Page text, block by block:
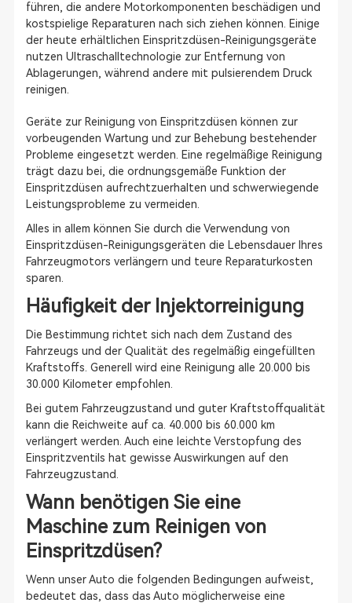
führen, die andere Motorkomponenten beschädigen und
kostspielige Reparaturen nach sich ziehen können. Einige
der heute erhältlichen Einspritzdüsen-Reinigungsgeräte
nutzen Ultraschalltechnologie zur Entfernung von
Ablagerungen, während andere mit pulsierendem Druck
reinigen.
Geräte zur Reinigung von Einspritzdüsen können zur
vorbeugenden Wartung und zur Behebung bestehender
Probleme eingesetzt werden. Eine regelmäßige Reinigung
trägt dazu bei, die ordnungsgemäße Funktion der
Einspritzdüsen aufrechtzuerhalten und schwerwiegende
Leistungsprobleme zu vermeiden.
Alles in allem können Sie durch die Verwendung von
Einspritzdüsen-Reinigungsgeräten die Lebensdauer Ihres
Fahrzeugmotors verlängern und teure Reparaturkosten
sparen.
Häufigkeit der Injektorreinigung
Die Bestimmung richtet sich nach dem Zustand des
Fahrzeugs und der Qualität des regelmäßig eingefüllten
Kraftstoffs. Generell wird eine Reinigung alle 20.000 bis
30.000 Kilometer empfohlen.
Bei gutem Fahrzeugzustand und guter Kraftstoffqualität
kann die Reichweite auf ca. 40.000 bis 60.000 km
verlängert werden. Auch eine leichte Verstopfung des
Einspritzventils hat gewisse Auswirkungen auf den
Fahrzeugzustand.
Wann benötigen Sie eine
Maschine zum Reinigen von
Einspritzdüsen?
Wenn unser Auto die folgenden Bedingungen aufweist,
bedeutet das, dass das Auto möglicherweise eine